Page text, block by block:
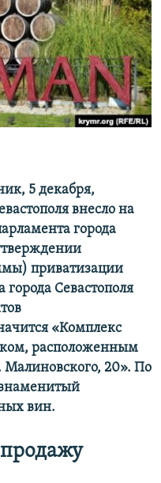
5 декабря,
внесло на
города
приватизации
города Севастополя
«Комплекс
расположенным
Малиновского, 20». По
знаменитый
вин.